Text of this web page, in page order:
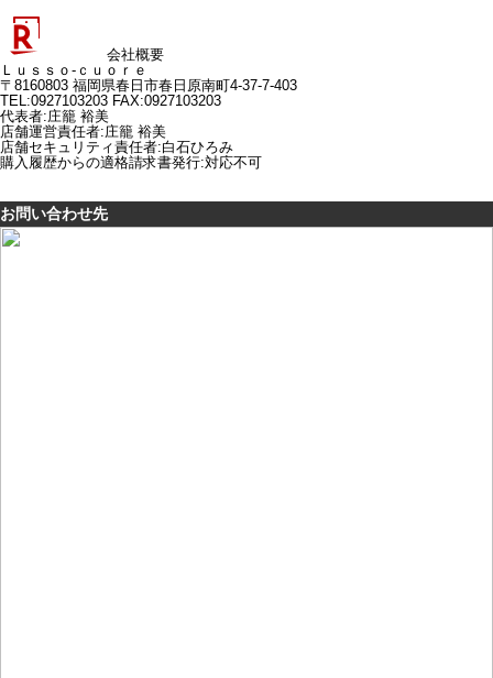
会社概要
Ｌｕｓｓｏ‐ｃｕｏｒｅ
〒8160803 福岡県春日市春日原南町4-37-7-403
TEL:0927103203 FAX:0927103203
代表者:庄籠 裕美
店舗運営責任者:庄籠 裕美
店舗セキュリティ責任者:白石ひろみ
購入履歴からの適格請求書発行:対応不可
お問い合わせ先